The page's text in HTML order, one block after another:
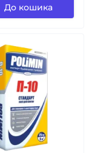
До кошика